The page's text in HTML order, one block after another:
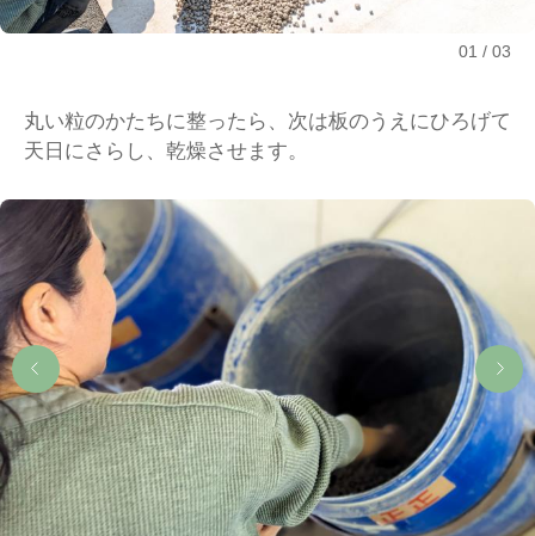
01 03
丸い粒のかたちに整ったら、次は板のうえにひろげて
天日にさらし、乾燥させます。